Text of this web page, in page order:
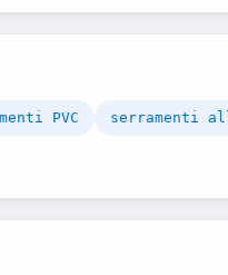
PVC serramenti